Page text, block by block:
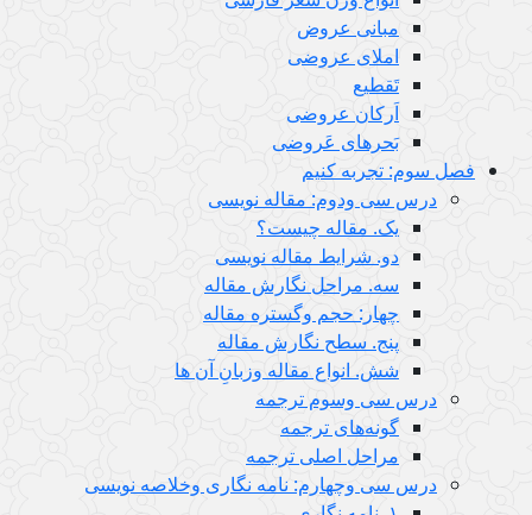
مبانی عروض
املای عروضی
تَقطیع
اَرکان عروضی
بَحرهای عَروضی
فصل سوم: تجربه کنیم
درس سى ودوم: مقاله نویسی
یک. مقاله چیست؟
دو. شرایط مقاله نویسی
سه. مراحل نگارش مقاله
چهار: حجم وگستره مقاله
پنج. سطح نگارش مقاله
شش. انواع مقاله وزبانِ آن ها
درس سى وسوم ترجمه
گونه‌های ترجمه
مراحل اصلی ترجمه
درس سى وچهارم: نامه نگاری وخلاصه نویسی